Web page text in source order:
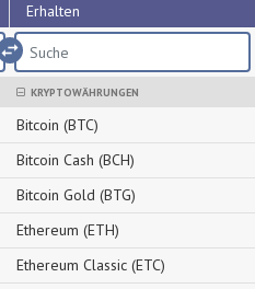
Erhalten
import_export
KRYPTOWÄHRUNGEN
Bitcoin (BTC)
Bitcoin Cash (BCH)
Bitcoin Gold (BTG)
Ethereum (ETH)
Ethereum Classic (ETC)